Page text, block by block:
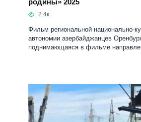
2.4к.
Фильм региональной национально-
автономии азербайджанцев
поднимающаяся в фильме